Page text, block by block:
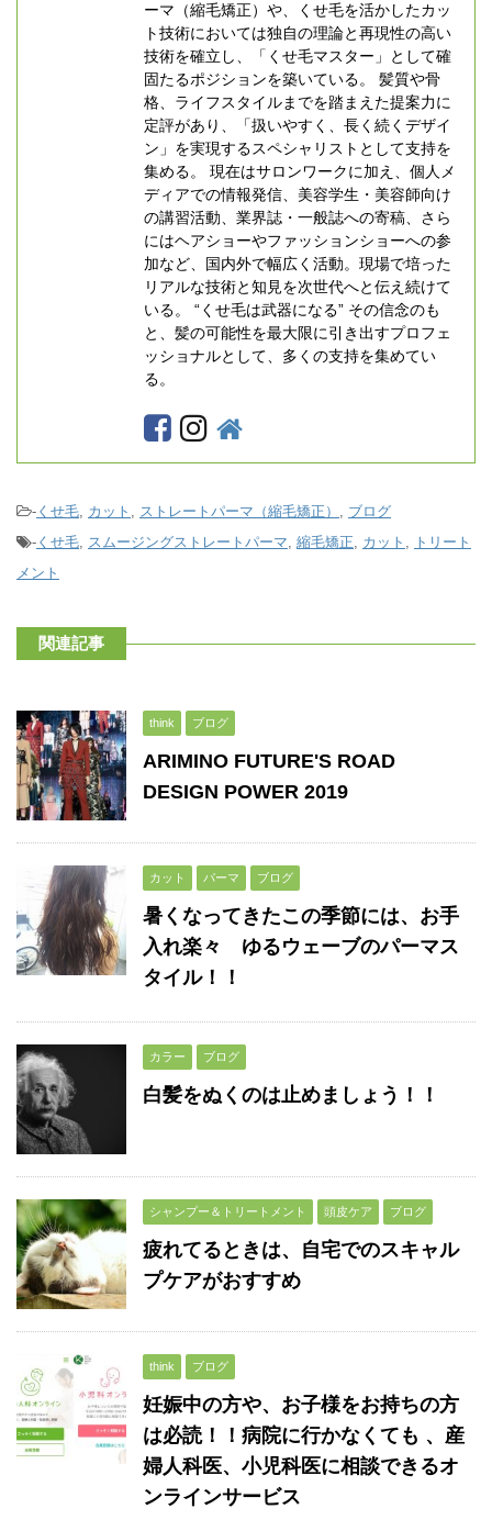
ーマ（縮毛矯正）や、くせ毛を活かしたカッ
ト技術においては独自の理論と再現性の高い
技術を確立し、「くせ毛マスター」として確
固たるポジションを築いている。 髪質や骨
格、ライフスタイルまでを踏まえた提案力に
定評があり、「扱いやすく、長く続くデザイ
ン」を実現するスペシャリストとして支持を
集める。 現在はサロンワークに加え、個人メ
ディアでの情報発信、美容学生・美容師向け
の講習活動、業界誌・一般誌への寄稿、さら
にはヘアショーやファッションショーへの参
加など、国内外で幅広く活動。現場で培った
リアルな技術と知見を次世代へと伝え続けて
いる。 “くせ毛は武器になる” その信念のも
と、髪の可能性を最大限に引き出すプロフェ
ッショナルとして、多くの支持を集めてい
る。
- くせ毛, カット , ストレートパーマ（縮毛矯正） , ブログ
- くせ毛, スムージングストレートパーマ, 縮毛矯正, カット , トリート
メント
関連記事
think ブログ
ARIMINO FUTURE'S ROAD
DESIGN POWER 2019
カット パーマ ブログ
暑くなってきたこの季節には、お手
入れ楽々 ゆるウェーブのパーマス
タイル！！
カラー ブログ
白髪をぬくのは止めましょう！！
シャンプー＆トリートメント 頭皮ケア ブログ
疲れてるときは、自宅でのスキャル
プケアがおすすめ
think ブログ
妊娠中の方や、お子様をお持ちの方
は必読！！病院に行かなくても 、産
婦人科医、小児科医に相談できるオ
ンラインサービス